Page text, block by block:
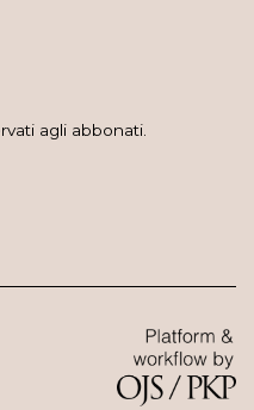
agli abbonati.